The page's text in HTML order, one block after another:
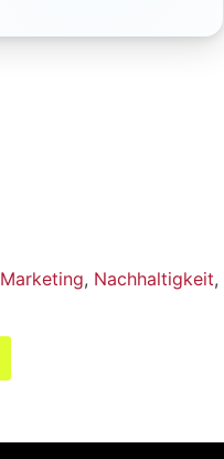
Marketing, Nachhaltigkeit,